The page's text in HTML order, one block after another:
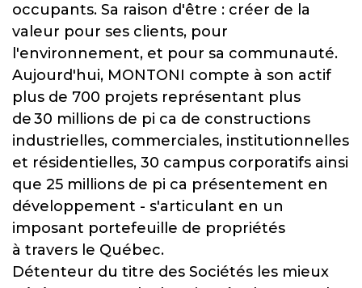
occupants. Sa raison d'être : créer de la
valeur pour ses clients, pour
l'environnement, et pour sa communauté.
Aujourd'hui, MONTONI compte à son actif
plus de 700 projets représentant plus
de 30 millions de pi ca de constructions
industrielles, commerciales, institutionnelles
et résidentielles, 30 campus corporatifs ainsi
que 25 millions de pi ca présentement en
développement - s'articulant en un
imposant portefeuille de propriétés
à travers le Québec.
Détenteur du titre des Sociétés les mieux